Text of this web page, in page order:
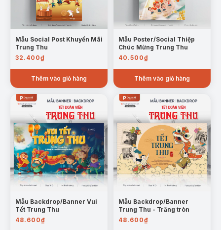
Mẫu Social Post Khuyến Mãi
Trung Thu
32.400₫
Thêm vào giỏ hàng
Mẫu Poster/Social Thiệp
Chúc Mừng Trung Thu
40.500₫
Thêm vào giỏ hàng
Mẫu Backdrop/Banner Vui
Tết Trung Thu
48.600₫
Mẫu Backdrop/Banner
Trung Thu - Trăng tròn
48.600₫